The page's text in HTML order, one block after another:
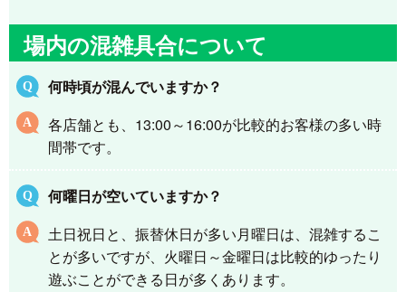
場内の混雑具合について
何時頃が混んでいますか？
各店舗とも、13:00～16:00が比較的お客様の多い時
間帯です。
何曜日が空いていますか？
土日祝日と、振替休日が多い月曜日は、混雑するこ
とが多いですが、火曜日～金曜日は比較的ゆったり
遊ぶことができる日が多くあります。